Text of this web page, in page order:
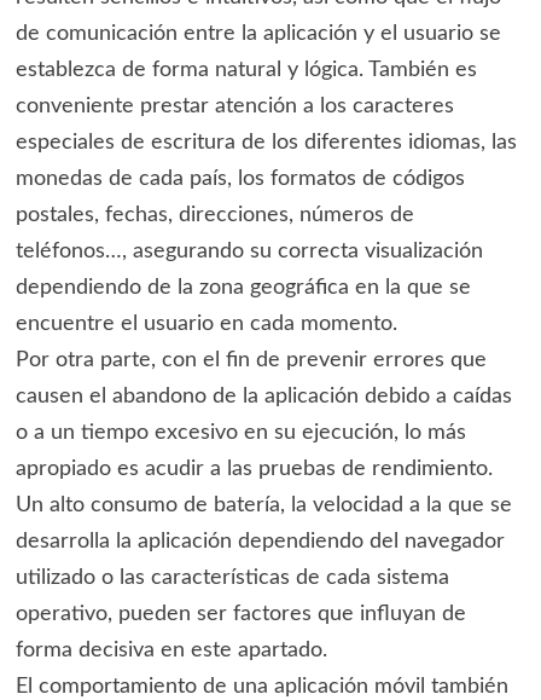
de comunicación entre la aplicación y el usuario se
establezca de forma natural y lógica. También es
conveniente prestar atención a los caracteres
especiales de escritura de los diferentes idiomas, las
monedas de cada país, los formatos de códigos
postales, fechas, direcciones, números de
teléfonos…, asegurando su correcta visualización
dependiendo de la zona geográfica en la que se
encuentre el usuario en cada momento.
Por otra parte, con el fin de prevenir errores que
causen el abandono de la aplicación debido a caídas
o a un tiempo excesivo en su ejecución, lo más
apropiado es acudir a las pruebas de rendimiento.
Un alto consumo de batería, la velocidad a la que se
desarrolla la aplicación dependiendo del navegador
utilizado o las características de cada sistema
operativo, pueden ser factores que influyan de
forma decisiva en este apartado.
El comportamiento de una aplicación móvil también